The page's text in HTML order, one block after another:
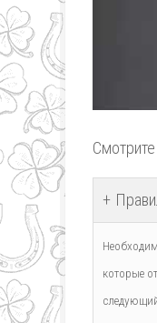
которые